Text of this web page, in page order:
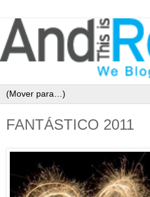
FANTÁSTICO 2011